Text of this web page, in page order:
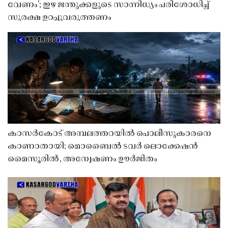
വേണം’; ഇഴ ജന്തുക്കളുടെ സാന്നിധ്യം പരിശോധിച്ച്
സുരക്ഷ ഉറപ്പുവരുത്തണം
കാസർകോട് അമ്പലത്തറയിൽ പൊലീസുകാരനെ
കാണാതായി; മൊബൈൽ ടവർ ലൊക്കേഷൻ
മൈസൂരിൽ, അന്വേഷണം ഊർജിതം